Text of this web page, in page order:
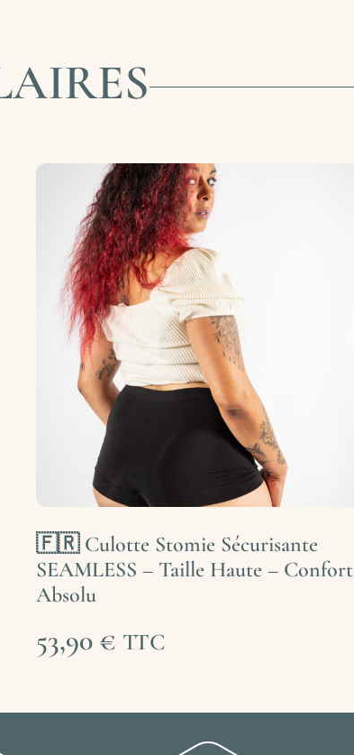
🇫🇷 Culotte Stomie Sécurisante
SEAMLESS – Taille Haute – Confort
Absolu
53,90 € TTC